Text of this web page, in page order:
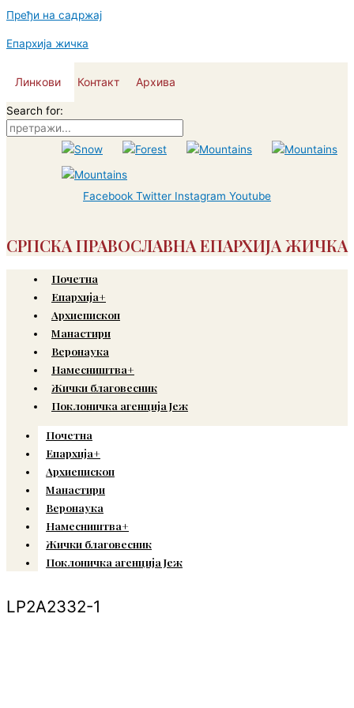
Пређи на садржај
Епархија жичка
Линкови Контакт Архива
Search for:
Facebook Twitter Instagram Youtube
СРПСКА ПРАВОСЛАВНА ЕПАРХИЈА ЖИЧКА
Почетна
Епархија+
Архиепископ
Манастири
Веронаука
Намесништва+
Жички благовесник
Поклоничка агенција Јеж
Почетна
Епархија+
Архиепископ
Манастири
Веронаука
Намесништва+
Жички благовесник
Поклоничка агенција Јеж
LP2A2332-1